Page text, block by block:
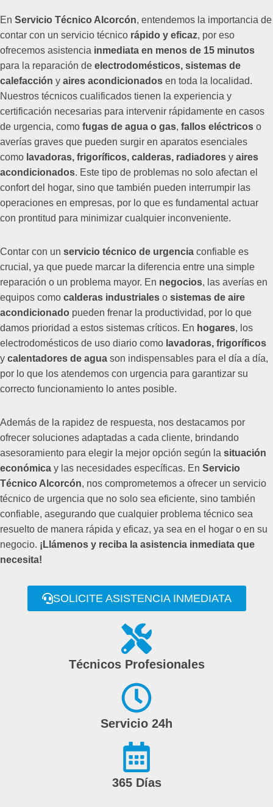
En Servicio Técnico Alcorcón, entendemos la importancia de
contar con un servicio técnico rápido y eficaz, por eso
ofrecemos asistencia inmediata en menos de 15 minutos
para la reparación de electrodomésticos, sistemas de
calefacción y aires acondicionados en toda la localidad.
Nuestros técnicos cualificados tienen la experiencia y
certificación necesarias para intervenir rápidamente en casos
de urgencia, como fugas de agua o gas, fallos eléctricos o
averías graves que pueden surgir en aparatos esenciales
como lavadoras, frigoríficos, calderas, radiadores y aires
acondicionados. Este tipo de problemas no solo afectan el
confort del hogar, sino que también pueden interrumpir las
operaciones en empresas, por lo que es fundamental actuar
con prontitud para minimizar cualquier inconveniente.
Contar con un servicio técnico de urgencia confiable es
crucial, ya que puede marcar la diferencia entre una simple
reparación o un problema mayor. En negocios, las averías en
equipos como calderas industriales o sistemas de aire
acondicionado pueden frenar la productividad, por lo que
damos prioridad a estos sistemas críticos. En hogares, los
electrodomésticos de uso diario como lavadoras, frigoríficos
y calentadores de agua son indispensables para el día a día,
por lo que los atendemos con urgencia para garantizar su
correcto funcionamiento lo antes posible.
Además de la rapidez de respuesta, nos destacamos por
ofrecer soluciones adaptadas a cada cliente, brindando
asesoramiento para elegir la mejor opción según la situación
económica y las necesidades específicas. En Servicio
Técnico Alcorcón, nos comprometemos a ofrecer un servicio
técnico de urgencia que no solo sea eficiente, sino también
confiable, asegurando que cualquier problema técnico sea
resuelto de manera rápida y eficaz, ya sea en el hogar o en su
negocio. ¡Llámenos y reciba la asistencia inmediata que
necesita!
SOLICITE ASISTENCIA INMEDIATA
Técnicos Profesionales
Servicio 24h
365 Días